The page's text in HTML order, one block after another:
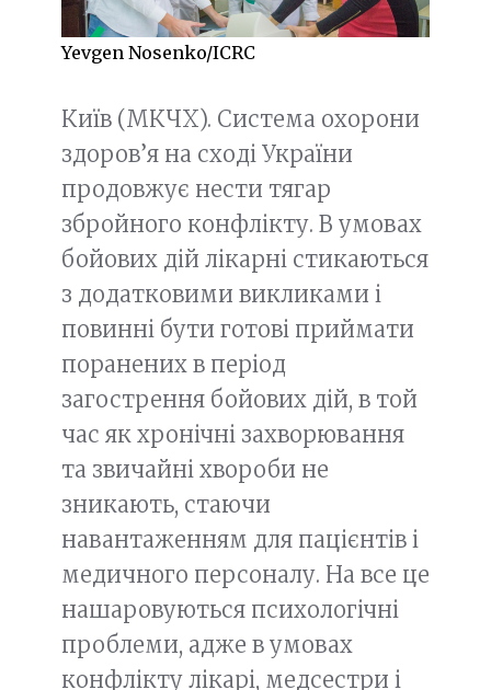
Yevgen Nosenko/ICRC
Київ (МКЧХ). Система охорони
здоров’я на сході України
продовжує нести тягар
збройного конфлікту. В умовах
бойових дій лікарні стикаються
з додатковими викликами і
повинні бути готові приймати
поранених в період
загострення бойових дій, в той
час як хронічні захворювання
та звичайні хвороби не
зникають, стаючи
навантаженням для пацієнтів і
медичного персоналу. На все це
нашаровуються психологічні
проблеми, адже в умовах
конфлікту лікарі, медсестри і